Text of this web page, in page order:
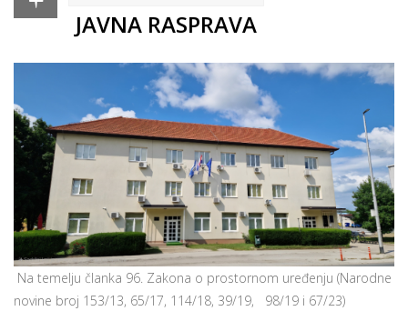
JAVNA RASPRAVA
Na temelju članka 96. Zakona o prostornom uređenju (Narodne
novine broj 153/13, 65/17, 114/18, 39/19, 98/19 i 67/23)